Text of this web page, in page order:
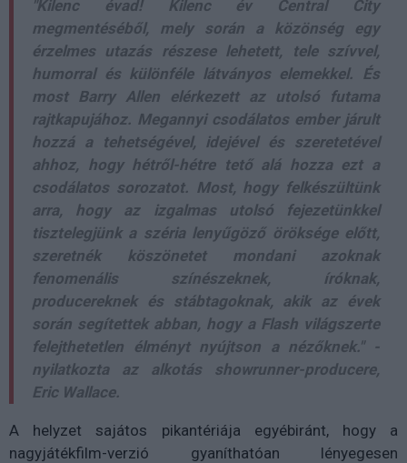
"Kilenc évad! Kilenc év Central City
megmentéséből, mely során a közönség egy
érzelmes utazás részese lehetett, tele szívvel,
humorral és különféle látványos elemekkel. És
most Barry Allen elérkezett az utolsó futama
rajtkapujához. Megannyi csodálatos ember járult
hozzá a tehetségével, idejével és szeretetével
ahhoz, hogy hétről-hétre tető alá hozza ezt a
csodálatos sorozatot. Most, hogy felkészültünk
arra, hogy az izgalmas utolsó fejezetünkkel
tisztelegjünk a széria lenyűgöző öröksége előtt,
szeretnék köszönetet mondani azoknak
fenomenális színészeknek, íróknak,
producereknek és stábtagoknak, akik az évek
során segítettek abban, hogy a Flash világszerte
felejthetetlen élményt nyújtson a nézőknek." -
nyilatkozta az alkotás showrunner-producere,
Eric Wallace.
A helyzet sajátos pikantériája egyébiránt, hogy a
nagyjátékfilm-verzió gyaníthatóan lényegesen